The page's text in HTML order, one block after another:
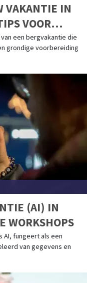
VAKANTIE IN
VOOR
een bergvakantie die
grondige voorbereiding
(AI) IN
WORKSHOPS
AI, fungeert als een
van gegevens en